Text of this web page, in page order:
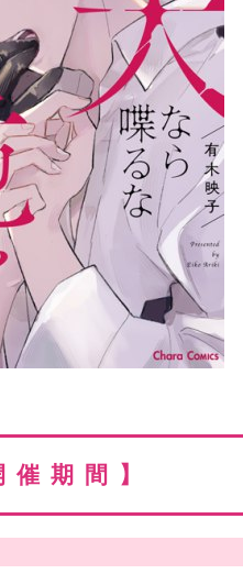
催期間】